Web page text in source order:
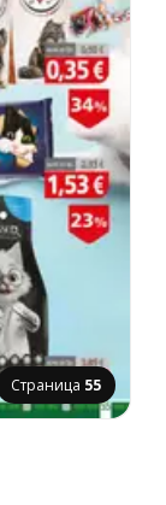
Страница 55